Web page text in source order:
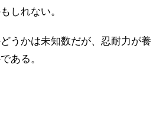
しれない。
うかは未知数だが、忍耐力が養
ある。